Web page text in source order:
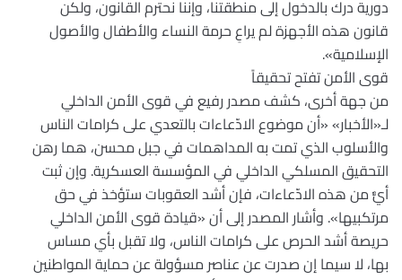
دورية درك بالدخول إلى منطقتنا، وإننا نحترم القانون، ولكن
قانون هذه الأجهزة لم يراعِ حرمة النساء والأطفال والأصول
الإسلامية».
قوى الأمن تفتح تحقيقاً
من جهة أخرى، كشف مصدر رفيع في قوى الأمن الداخلي
لـ«الأخبار» «أن موضوع الادّعاءات بالتعدي على كرامات الناس
والأسلوب الذي تمت به المداهمات في جبل محسن، هما رهن
التحقيق المسلكي الداخلي في المؤسسة العسكرية. وإن ثبت
أيٌّ من هذه الادّعاءات، فإن أشد العقوبات ستؤخذ في حق
مرتكبيها». وأشار المصدر إلى أن «قيادة قوى الأمن الداخلي
حريصة أشد الحرص على كرامات الناس، ولا تقبل بأي مساس
بها، لا سيما إن صدرت عن عناصر مسؤولة عن حماية المواطنين